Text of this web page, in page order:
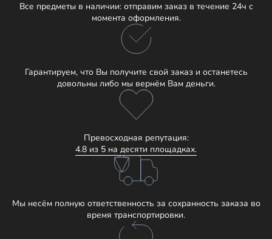
Все предметы в наличии: отправим заказ в течение 24ч с
момента оформления.
Гарантируем, что Вы получите свой заказ и останетесь
довольны либо мы вернём Вам деньги.
Превосходная репутация:
4.8 из 5 на десяти площадках.
Мы несём полную ответственность за сохранность заказа во
время транспортировки.